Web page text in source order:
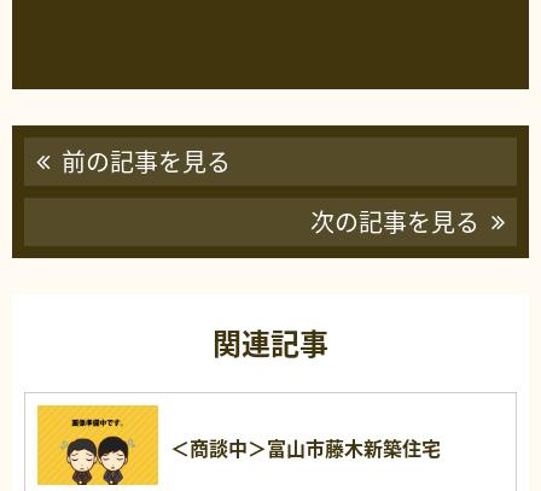
前の記事を見る
次の記事を見る
関連記事
＜商談中＞富山市藤木新築住宅